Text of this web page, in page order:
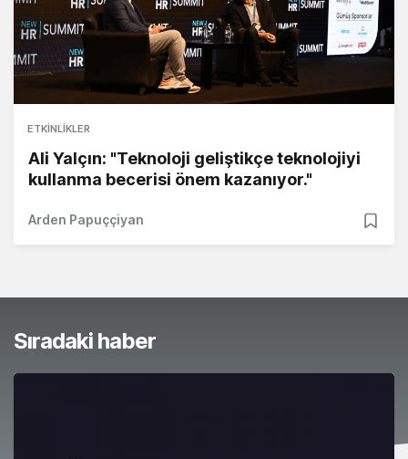
ETKINLIKLER
Ali Yalçın: "Teknoloji geliştikçe teknolojiyi
kullanma becerisi önem kazanıyor."
Arden Papuççiyan
Sıradaki haber